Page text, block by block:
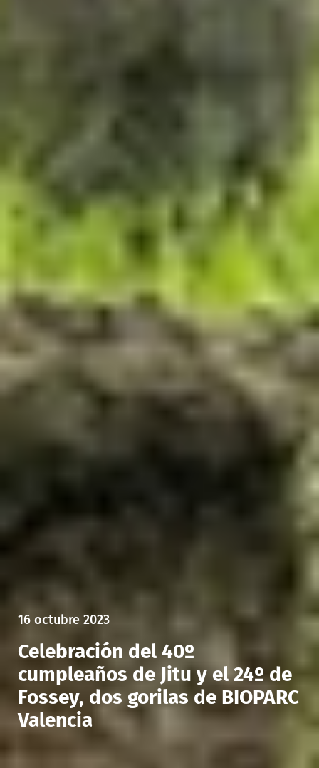
16 octubre 2023
Celebración del 40º
cumpleaños de Jitu y el 24º de
Fossey, dos gorilas de BIOPARC
Valencia